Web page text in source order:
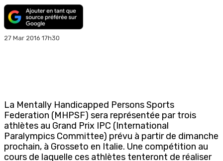
27 Mar 2016 17h30
La Mentally Handicapped Persons Sports
Federation (MHPSF) sera représentée par trois
athlètes au Grand Prix IPC (International
Paralympics Committee) prévu à partir de dimanche
prochain, à Grosseto en Italie. Une compétition au
cours de laquelle ces athlètes tenteront de réaliser